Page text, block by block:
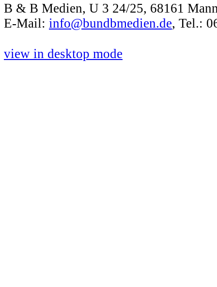
B & B Medien, U 3 24/25, 68161
E-Mail: info@bundbmedien.de, Tel.:
view in desktop mode